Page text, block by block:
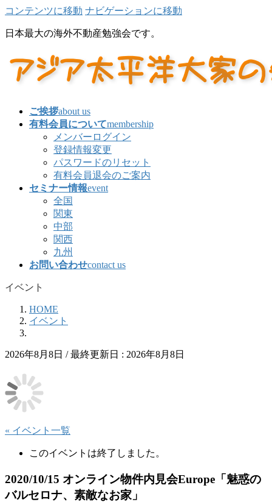
コンテンツに移動 ナビゲーションに移動
日本最大の海外不動産勉強会です。
ご挨拶about us
有料会員についてmembership
メンバーログイン
登録情報変更
パスワードのリセット
有料会員退会のご案内
セミナー情報event
全国
関東
中部
関西
九州
お問い合わせcontact us
イベント
HOME
イベント
2026年8月8日 / 最終更新日 : 2026年8月8日
« イベント一覧
このイベントは終了しました。
2020/10/15 オンライン物件内見会Europe「魅惑の
バルセロナ、素敵なお家」